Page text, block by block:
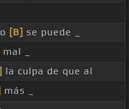
[B] se puede _
mal _
la culpa de que al
más _